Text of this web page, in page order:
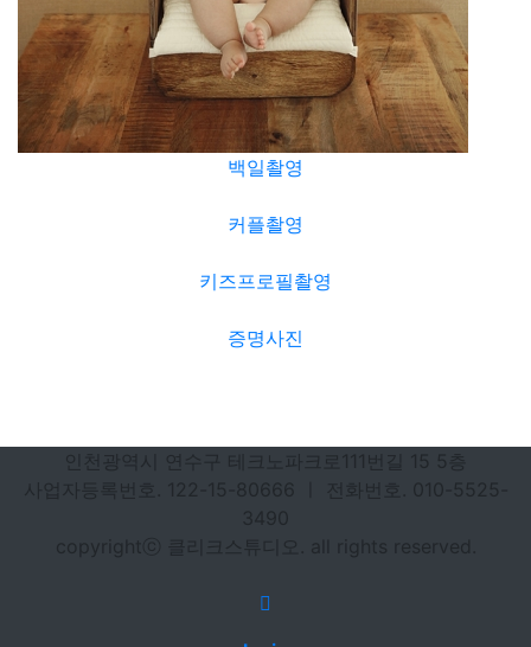
백일촬영
커플촬영
키즈프로필촬영
증명사진
인천광역시 연수구 테크노파크로111번길 15 5층
사업자등록번호. 122-15-80666 ㅣ 전화번호. 010-5525-
3490
copyrightⓒ 클리크스튜디오. all rights reserved.